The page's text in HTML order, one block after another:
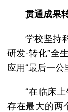
贯通成果
学校坚持
研发-转化”全
应用“最后一公
“在临床
存在最大的两